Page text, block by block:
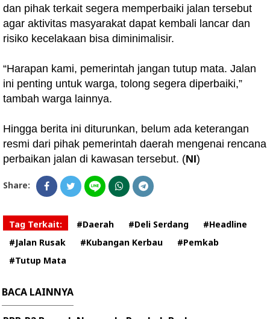
dan pihak terkait segera memperbaiki jalan tersebut
agar aktivitas masyarakat dapat kembali lancar dan
risiko kecelakaan bisa diminimalisir.
“Harapan kami, pemerintah jangan tutup mata. Jalan
ini penting untuk warga, tolong segera diperbaiki,”
tambah warga lainnya.
Hingga berita ini diturunkan, belum ada keterangan
resmi dari pihak pemerintah daerah mengenai rencana
perbaikan jalan di kawasan tersebut. (NI)
Share:
Tag Terkait: #Daerah #Deli Serdang
#Headline
#Jalan Rusak
#Kubangan Kerbau
#Pemkab
#Tutup Mata
BACA LAINNYA